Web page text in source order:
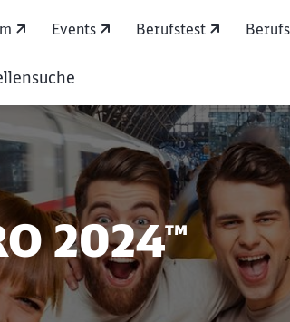
deinem
Events Berufstest
2024™